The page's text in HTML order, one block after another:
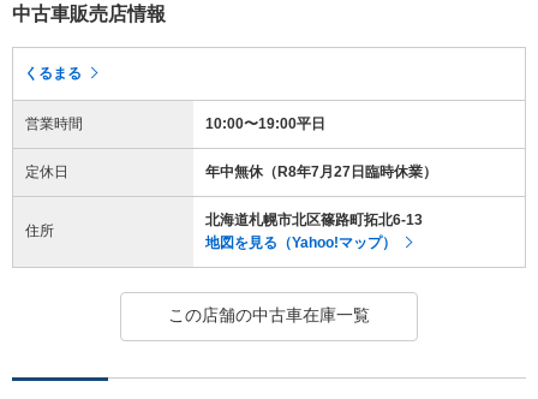
中古車販売店情報
くるまる
営業時間 10:00〜19:00平日
定休日 年中無休（R8年7月27日臨時休業）
住所
北海道札幌市北区篠路町拓北6-13
地図を見る（Yahoo!マップ）
この店舗の中古車在庫一覧